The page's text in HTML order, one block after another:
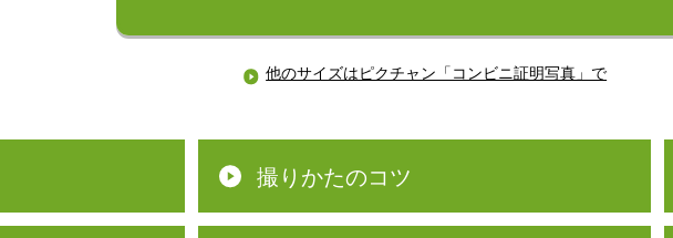
他のサイズはピクチャン「コンビニ証明写真」で
撮りかたのコツ